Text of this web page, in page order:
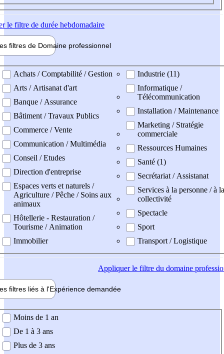
le filtre de durée hebdomadaire
filtres de Domaine professionnel
professionel
Achats / Comptabilité / Gestion
Arts / Artisanat d'art
Banque / Assurance
Bâtiment / Travaux Publics
Commerce / Vente
Communication / Multimédia
Conseil / Etudes
Direction d'entreprise
Espaces verts et naturels /
Agriculture / Pêche / Soins aux
animaux
Hôtellerie - Restauration /
Tourisme / Animation
Immobilier
Industrie (11)
Informatique /
Télécommunication
Installation / Maintenance
Marketing / Stratégie
commerciale
Ressources Humaines
Santé (1)
Secrétariat / Assistanat
Services à la personne / à la
collectivité
Spectacle
Sport
Transport / Logistique
Appliquerle filtre du domaine
filtres liés à l'Expérience demandée
demandée
Moins de 1 an
De 1 à 3 ans
Plus de 3 ans